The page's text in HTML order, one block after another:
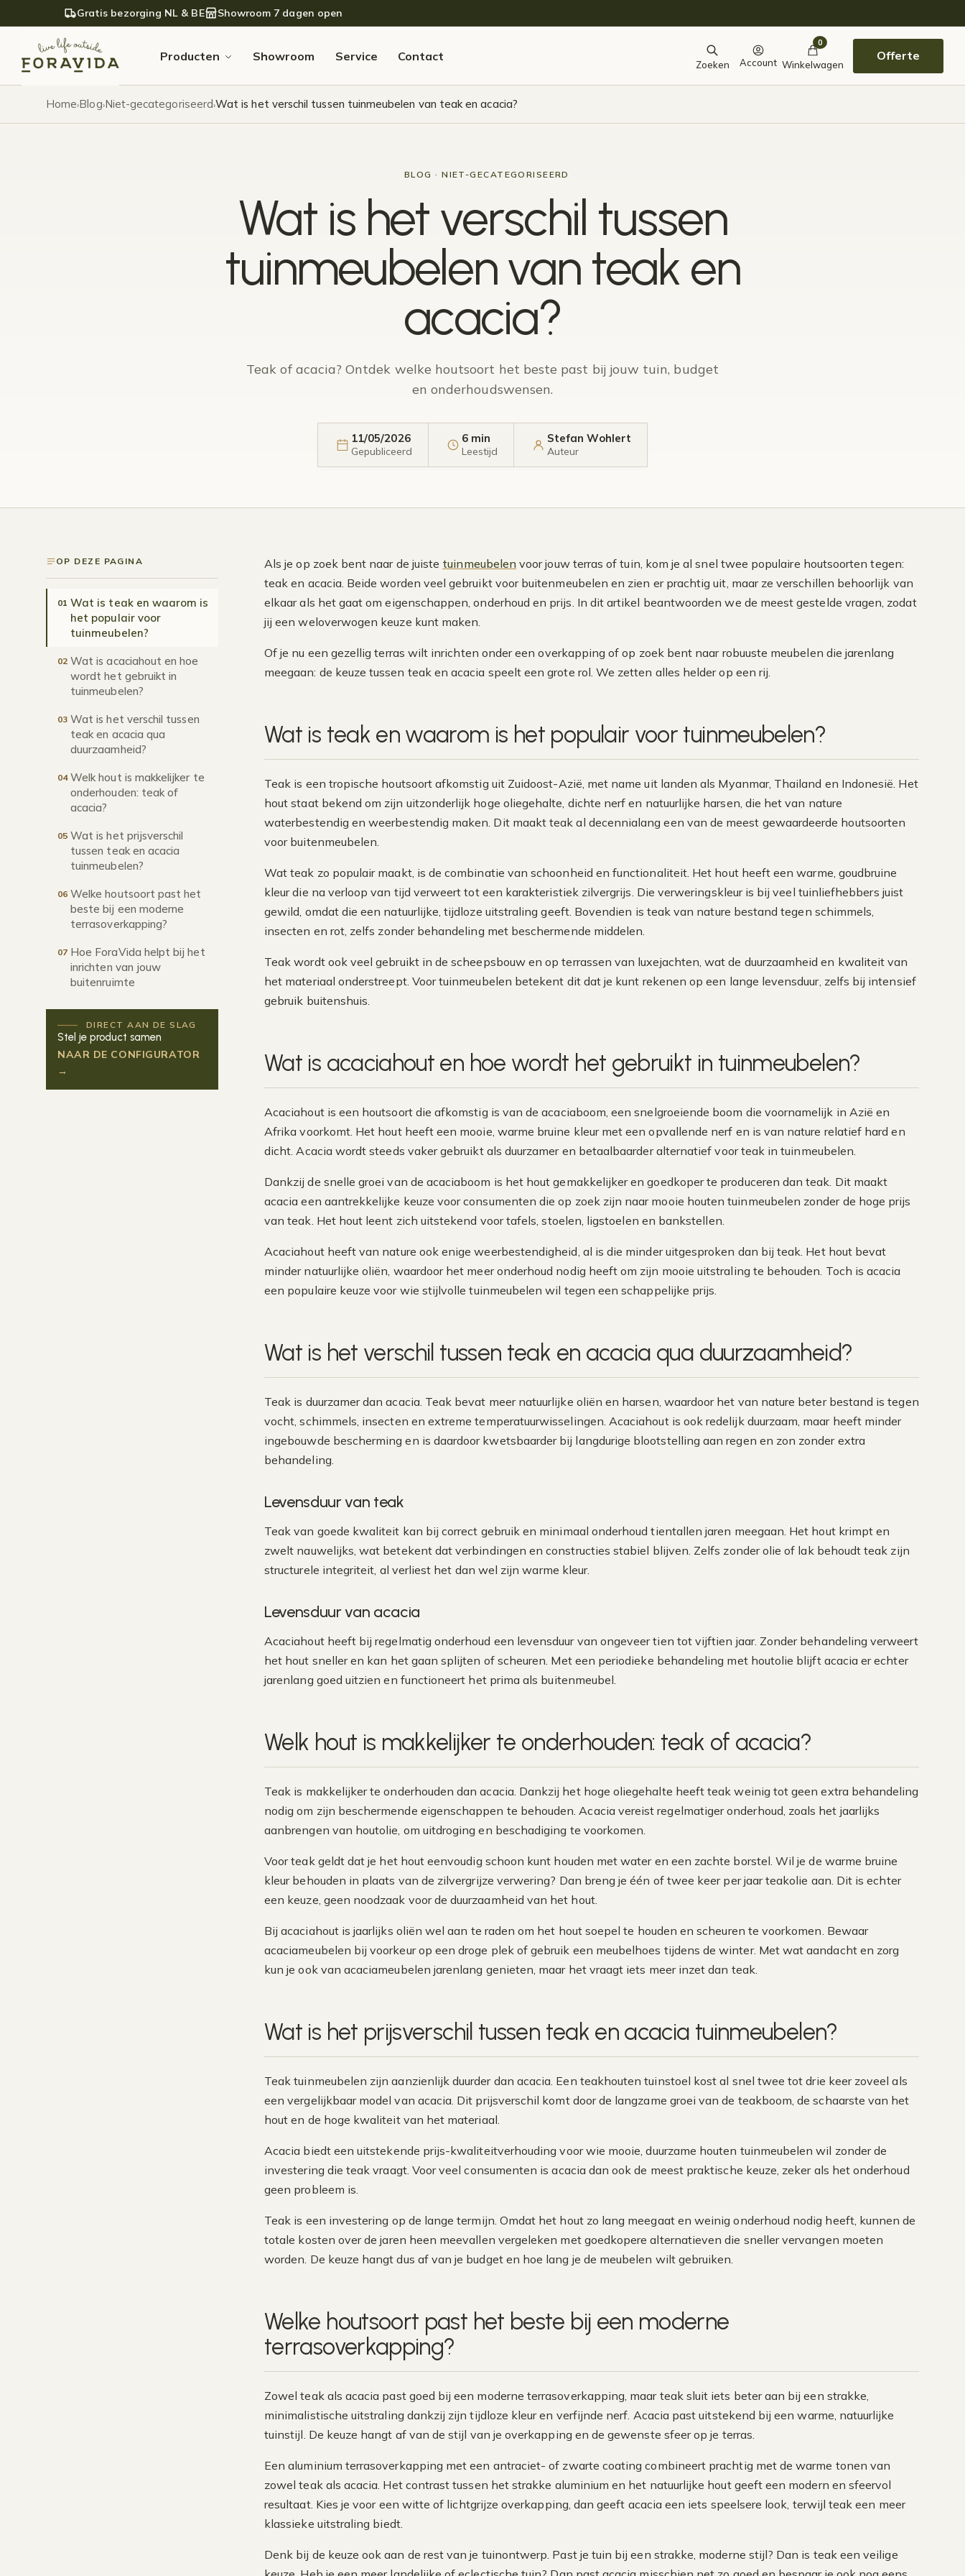
Verder naar navigatie
Ga naar de inhoudGratis bezorging NL & BE Showroom 7 dagen open
Producten Showroom Service Contact
Zoeken Account
0
Winkelwagen
Offerte
Home›Blog›Niet-gecategoriseerd›Wat is het verschil tussen tuinmeubelen van teak en acacia?
BLOG · NIET-GECATEGORISEERD
Wat is het verschil tussen
tuinmeubelen van teak en
acacia?
Teak of acacia? Ontdek welke houtsoort het beste past bij jouw tuin, budget
en onderhoudswensen.
11/05/2026
Gepubliceerd
6 min
Leestijd
Stefan Wohlert
Auteur
OP DEZE PAGINA
01 Wat is teak en waarom is
het populair voor
tuinmeubelen?
02 Wat is acaciahout en hoe
wordt het gebruikt in
tuinmeubelen?
03 Wat is het verschil tussen
teak en acacia qua
duurzaamheid?
04 Welk hout is makkelijker te
onderhouden: teak of
acacia?
05 Wat is het prijsverschil
tussen teak en acacia
tuinmeubelen?
06 Welke houtsoort past het
beste bij een moderne
terrasoverkapping?
07 Hoe ForaVida helpt bij het
inrichten van jouw
buitenruimte
DIRECT AAN DE SLAG
Stel je product samen
NAAR DE CONFIGURATOR
→
Als je op zoek bent naar de juiste tuinmeubelen voor jouw terras of tuin, kom je al snel twee populaire houtsoorten tegen:
teak en acacia. Beide worden veel gebruikt voor buitenmeubelen en zien er prachtig uit, maar ze verschillen behoorlijk van
elkaar als het gaat om eigenschappen, onderhoud en prijs. In dit artikel beantwoorden we de meest gestelde vragen, zodat
jij een weloverwogen keuze kunt maken.
Of je nu een gezellig terras wilt inrichten onder een overkapping of op zoek bent naar robuuste meubelen die jarenlang
meegaan: de keuze tussen teak en acacia speelt een grote rol. We zetten alles helder op een rij.
Wat is teak en waarom is het populair voor tuinmeubelen?
Teak is een tropische houtsoort afkomstig uit Zuidoost-Azië, met name uit landen als Myanmar, Thailand en Indonesië. Het
hout staat bekend om zijn uitzonderlijk hoge oliegehalte, dichte nerf en natuurlijke harsen, die het van nature
waterbestendig en weerbestendig maken. Dit maakt teak al decennialang een van de meest gewaardeerde houtsoorten
voor buitenmeubelen.
Wat teak zo populair maakt, is de combinatie van schoonheid en functionaliteit. Het hout heeft een warme, goudbruine
kleur die na verloop van tijd verweert tot een karakteristiek zilvergrijs. Die verweringskleur is bij veel tuinliefhebbers juist
gewild, omdat die een natuurlijke, tijdloze uitstraling geeft. Bovendien is teak van nature bestand tegen schimmels,
insecten en rot, zelfs zonder behandeling met beschermende middelen.
Teak wordt ook veel gebruikt in de scheepsbouw en op terrassen van luxejachten, wat de duurzaamheid en kwaliteit van
het materiaal onderstreept. Voor tuinmeubelen betekent dit dat je kunt rekenen op een lange levensduur, zelfs bij intensief
gebruik buitenshuis.
Wat is acaciahout en hoe wordt het gebruikt in tuinmeubelen?
Acaciahout is een houtsoort die afkomstig is van de acaciaboom, een snelgroeiende boom die voornamelijk in Azië en
Afrika voorkomt. Het hout heeft een mooie, warme bruine kleur met een opvallende nerf en is van nature relatief hard en
dicht. Acacia wordt steeds vaker gebruikt als duurzamer en betaalbaarder alternatief voor teak in tuinmeubelen.
Dankzij de snelle groei van de acaciaboom is het hout gemakkelijker en goedkoper te produceren dan teak. Dit maakt
acacia een aantrekkelijke keuze voor consumenten die op zoek zijn naar mooie houten tuinmeubelen zonder de hoge prijs
van teak. Het hout leent zich uitstekend voor tafels, stoelen, ligstoelen en bankstellen.
Acaciahout heeft van nature ook enige weerbestendigheid, al is die minder uitgesproken dan bij teak. Het hout bevat
minder natuurlijke oliën, waardoor het meer onderhoud nodig heeft om zijn mooie uitstraling te behouden. Toch is acacia
een populaire keuze voor wie stijlvolle tuinmeubelen wil tegen een schappelijke prijs.
Wat is het verschil tussen teak en acacia qua duurzaamheid?
Teak is duurzamer dan acacia. Teak bevat meer natuurlijke oliën en harsen, waardoor het van nature beter bestand is tegen
vocht, schimmels, insecten en extreme temperatuurwisselingen. Acaciahout is ook redelijk duurzaam, maar heeft minder
ingebouwde bescherming en is daardoor kwetsbaarder bij langdurige blootstelling aan regen en zon zonder extra
behandeling.
Levensduur van teak
Teak van goede kwaliteit kan bij correct gebruik en minimaal onderhoud tientallen jaren meegaan. Het hout krimpt en
zwelt nauwelijks, wat betekent dat verbindingen en constructies stabiel blijven. Zelfs zonder olie of lak behoudt teak zijn
structurele integriteit, al verliest het dan wel zijn warme kleur.
Levensduur van acacia
Acaciahout heeft bij regelmatig onderhoud een levensduur van ongeveer tien tot vijftien jaar. Zonder behandeling verweert
het hout sneller en kan het gaan splijten of scheuren. Met een periodieke behandeling met houtolie blijft acacia er echter
jarenlang goed uitzien en functioneert het prima als buitenmeubel.
Welk hout is makkelijker te onderhouden: teak of acacia?
Teak is makkelijker te onderhouden dan acacia. Dankzij het hoge oliegehalte heeft teak weinig tot geen extra behandeling
nodig om zijn beschermende eigenschappen te behouden. Acacia vereist regelmatiger onderhoud, zoals het jaarlijks
aanbrengen van houtolie, om uitdroging en beschadiging te voorkomen.
Voor teak geldt dat je het hout eenvoudig schoon kunt houden met water en een zachte borstel. Wil je de warme bruine
kleur behouden in plaats van de zilvergrijze verwering? Dan breng je één of twee keer per jaar teakolie aan. Dit is echter
een keuze, geen noodzaak voor de duurzaamheid van het hout.
Bij acaciahout is jaarlijks oliën wel aan te raden om het hout soepel te houden en scheuren te voorkomen. Bewaar
acaciameubelen bij voorkeur op een droge plek of gebruik een meubelhoes tijdens de winter. Met wat aandacht en zorg
kun je ook van acaciameubelen jarenlang genieten, maar het vraagt iets meer inzet dan teak.
Wat is het prijsverschil tussen teak en acacia tuinmeubelen?
Teak tuinmeubelen zijn aanzienlijk duurder dan acacia. Een teakhouten tuinstoel kost al snel twee tot drie keer zoveel als
een vergelijkbaar model van acacia. Dit prijsverschil komt door de langzame groei van de teakboom, de schaarste van het
hout en de hoge kwaliteit van het materiaal.
Acacia biedt een uitstekende prijs-kwaliteitverhouding voor wie mooie, duurzame houten tuinmeubelen wil zonder de
investering die teak vraagt. Voor veel consumenten is acacia dan ook de meest praktische keuze, zeker als het onderhoud
geen probleem is.
Teak is een investering op de lange termijn. Omdat het hout zo lang meegaat en weinig onderhoud nodig heeft, kunnen de
totale kosten over de jaren heen meevallen vergeleken met goedkopere alternatieven die sneller vervangen moeten
worden. De keuze hangt dus af van je budget en hoe lang je de meubelen wilt gebruiken.
Welke houtsoort past het beste bij een moderne
terrasoverkapping?
Zowel teak als acacia past goed bij een moderne terrasoverkapping, maar teak sluit iets beter aan bij een strakke,
minimalistische uitstraling dankzij zijn tijdloze kleur en verfijnde nerf. Acacia past uitstekend bij een warme, natuurlijke
tuinstijl. De keuze hangt af van de stijl van je overkapping en de gewenste sfeer op je terras.
Een aluminium terrasoverkapping met een antraciet- of zwarte coating combineert prachtig met de warme tonen van
zowel teak als acacia. Het contrast tussen het strakke aluminium en het natuurlijke hout geeft een modern en sfeervol
resultaat. Kies je voor een witte of lichtgrijze overkapping, dan geeft acacia een iets speelsere look, terwijl teak een meer
klassieke uitstraling biedt.
Denk bij de keuze ook aan de rest van je tuinontwerp. Past je tuin bij een strakke, moderne stijl? Dan is teak een veilige